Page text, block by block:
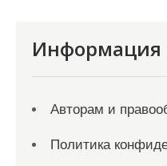
Информация
Авторам и
Политика